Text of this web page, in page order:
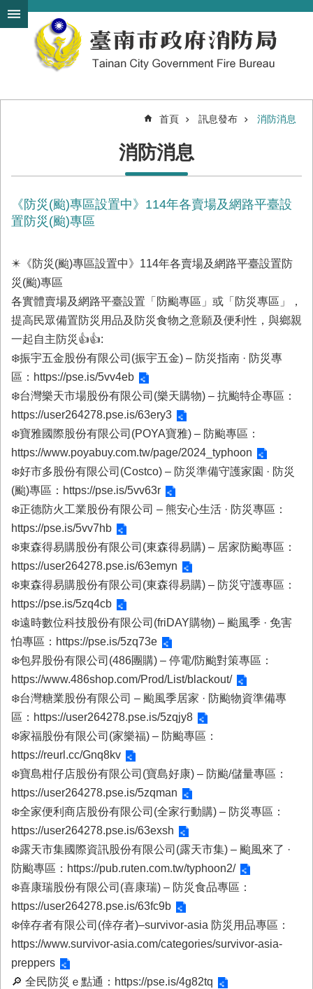
跳到主要內容區塊
搜
尋
進
介
訊
息
便
民
服
務
務/
資
訊
服
務
消
宣
導
民
力
園
地
接
受
贈
公
開
徵
站
導
覽
回
臺
南
市
政
府
網
站
English
首
頁
首頁 訊息發布 消防消息
消防消息
《防災(颱)專區設置中》114年各賣場及網路平臺設
置防災(颱)專區
✴️《防災(颱)專區設置中》114年各賣場及網路平臺設置防
災(颱)專區
各實體賣場及網路平臺設置「防颱專區」或「防災專區」，
提高民眾備置防災用品及防災食物之意願及便利性，與鄉親
一起自主防災👍👍:
❄️振宇五金股份有限公司(振宇五金) – 防災指南 · 防災專
區： https://pse.is/5vv4eb
❄️台灣樂天市場股份有限公司(樂天購物) – 抗颱特企專區：
https://user264278.pse.is/63ery3
❄️寶雅國際股份有限公司(POYA寶雅) – 防颱專區：
https://www.poyabuy.com.tw/page/2024_typhoon
❄️好市多股份有限公司(Costco) – 防災準備守護家園 · 防災
(颱)專區： https://pse.is/5vv63r
❄️正德防火工業股份有限公司 – 熊安心生活 · 防災專區：
https://pse.is/5vv7hb
❄️東森得易購股份有限公司(東森得易購) – 居家防颱專區：
https://user264278.pse.is/63emyn
❄️東森得易購股份有限公司(東森得易購) – 防災守護專區：
https://pse.is/5zq4cb
❄️遠時數位科技股份有限公司(friDAY購物) – 颱風季 · 免害
怕專區： https://pse.is/5zq73e
❄️包昇股份有限公司(486團購) – 停電/防颱對策專區：
https://www.486shop.com/Prod/List/blackout/
❄️台灣糖業股份有限公司 – 颱風季居家 · 防颱物資準備專
區： https://user264278.pse.is/5zqjy8
❄️家福股份有限公司(家樂福) – 防颱專區：
https://reurl.cc/Gnq8kv
❄️寶島柑仔店股份有限公司(寶島好康) – 防颱/儲量專區：
https://user264278.pse.is/5zqman
❄️全家便利商店股份有限公司(全家行動購) – 防災專區：
https://user264278.pse.is/63exsh
❄️露天市集國際資訊股份有限公司(露天市集) – 颱風來了 ·
防颱專區： https://pub.ruten.com.tw/typhoon2/
❄️喜康瑞股份有限公司(喜康瑞) – 防災食品專區：
https://user264278.pse.is/63fc9b
❄️倖存者有限公司(倖存者)–survivor-asia 防災用品專區：
https://www.survivor-asia.com/categories/survivor-asia-
preppers
🔎 全民防災ｅ點通： https://pse.is/4g82tq